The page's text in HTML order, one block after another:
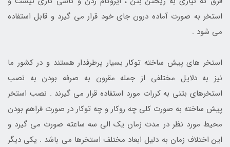
استخر به صورت آماده درون جای خود قرار می گیرد و قابل استفاده
می شود .
استخر های پیش ساخته توکار بسیار پرطرفدار هستند و در کشور ما
نیز به دلایل مختلفی از جمله مقرون به صرفه بودن به نصب
استخرهای بتنی به کررات مورد استفاده قرار می گیرند . نصب استخر
پیش ساخته به صورت کلی چه روکار و چه توکار در صورت فراهم بودن
محیط مورد نظر در مدت زمان یک الی سه ساعته صورت می گیرد و
این اختلاف زمان به دلیل ابعاد مختلف استخرها می باشد . یکی دیگر